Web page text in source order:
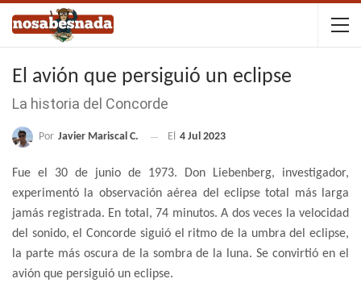
El avión que persiguió un eclipse
La historia del Concorde
Por Javier Mariscal C. El 4 Jul 2023
Fue el 30 de junio de 1973. Don Liebenberg, investigador,
experimentó la observación aérea del eclipse total más larga
jamás registrada. En total, 74 minutos. A dos veces la velocidad
del sonido, el Concorde siguió el ritmo de la umbra del eclipse,
la parte más oscura de la sombra de la luna. Se convirtió en el
avión que persiguió un eclipse.